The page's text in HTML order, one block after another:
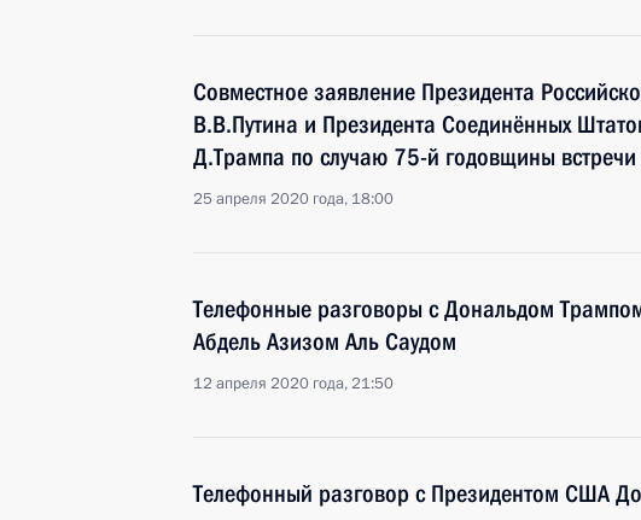
Совместное заявление Президента
В.В.Путина и Президента Соединённых
Д.Трампа по случаю 75-й годовщины
25 апреля 2020 года, 18:00
Телефонные разговоры с Дональдом
Абдель Азизом Аль Саудом
12 апреля 2020 года, 21:50
Телефонный разговор с Президентом США